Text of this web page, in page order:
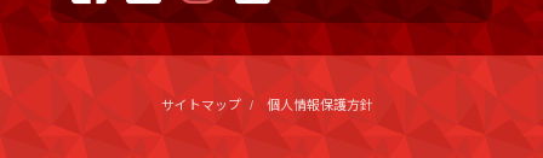
サイトマップ 個人情報保護方針